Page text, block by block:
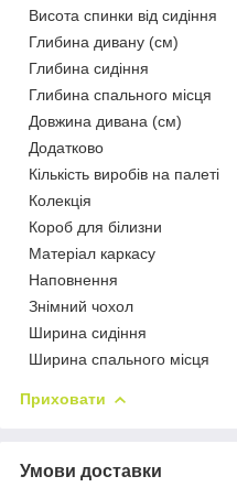
Висота спинки від сидіння
Глибина дивану (см)
Глибина сидіння
Глибина спального місця
Довжина дивана (см)
Додатково
Кількість виробів на палеті
Колекція
Короб для білизни
Матеріал каркасу
Наповнення
Знімний чохол
Ширина сидіння
Ширина спального місця
Приховати
Умови доставки